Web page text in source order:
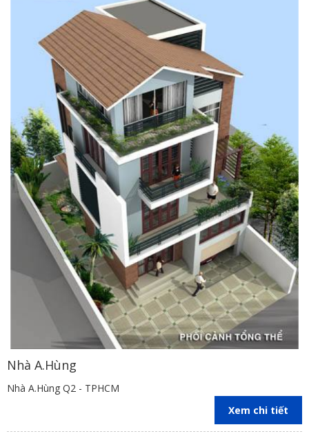
Nhà A.Hùng
Nhà A.Hùng Q2 - TPHCM
Xem chi tiết